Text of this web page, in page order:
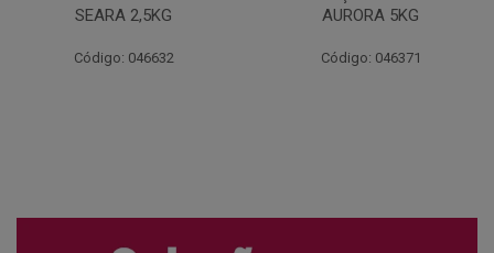
AURORA 5KG
Código: 046371
FATIADO PAKAN 200G
Código: 061522